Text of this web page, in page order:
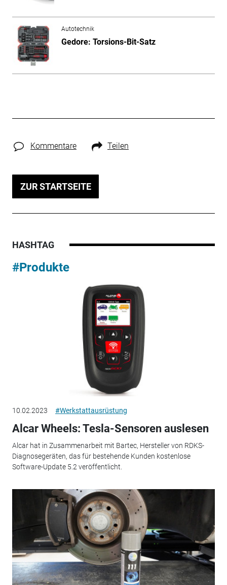
Autotechnik
Gedore: Torsions-Bit-Satz
Kommentare Teilen
ZUR STARTSEITE
HASHTAG
#Produkte
10.02.2023 #Werkstattausrüstung
Alcar Wheels: Tesla-Sensoren auslesen
Alcar hat in Zusammenarbeit mit Bartec, Hersteller von RDKS-
Diagnosegeräten, das für bestehende Kunden kostenlose
Software-Update 5.2 veröffentlicht.